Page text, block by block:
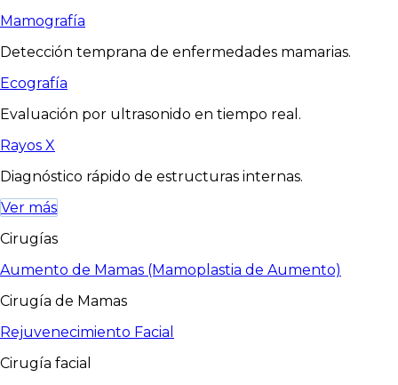
Mamografía
Detección temprana de enfermedades mamarias.
Ecografía
Evaluación por ultrasonido en tiempo real.
Rayos X
Diagnóstico rápido de estructuras internas.
Ver más
Cirugías
Aumento de Mamas (Mamoplastia de Aumento)
Cirugía de Mamas
Rejuvenecimiento Facial
Cirugía facial